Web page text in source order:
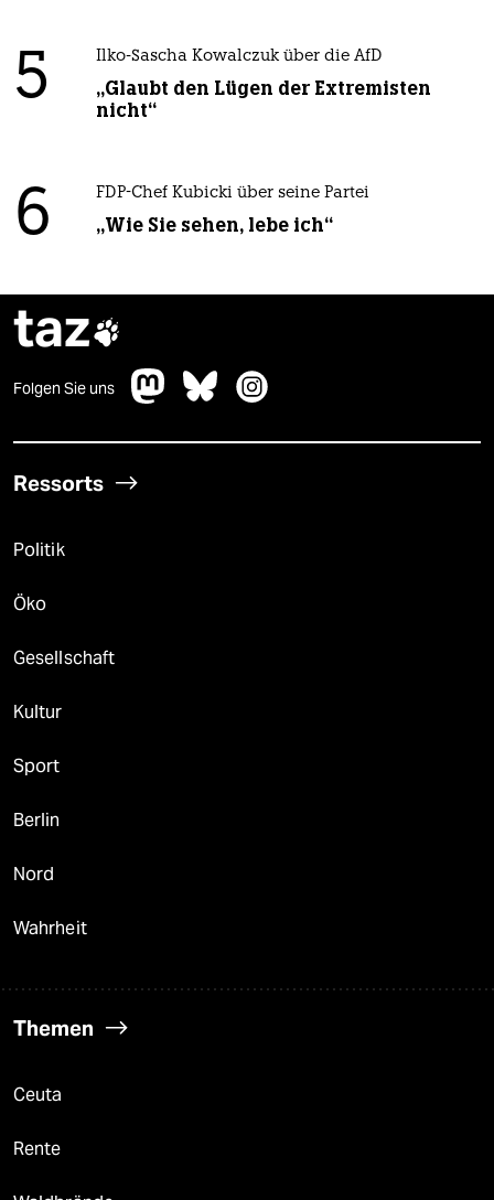
5 Ilko-Sascha Kowalczuk über die AfD
„Glaubt den Lügen der Extremisten
nicht“
6 FDP-Chef Kubicki über seine Partei
„Wie Sie sehen, lebe ich“
taz
Folgen Sie uns
Ressorts
Politik
Öko
Gesellschaft
Kultur
Sport
Berlin
Nord
Wahrheit
Themen
Ceuta
Rente